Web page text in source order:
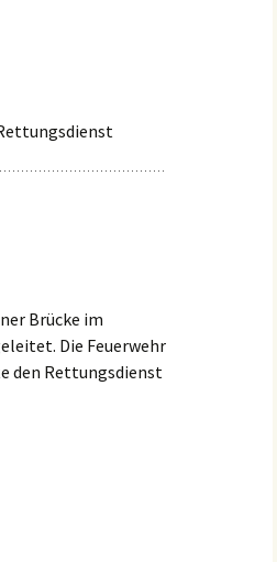
Brücke im
Die Feuerwehr
den Rettungsdienst